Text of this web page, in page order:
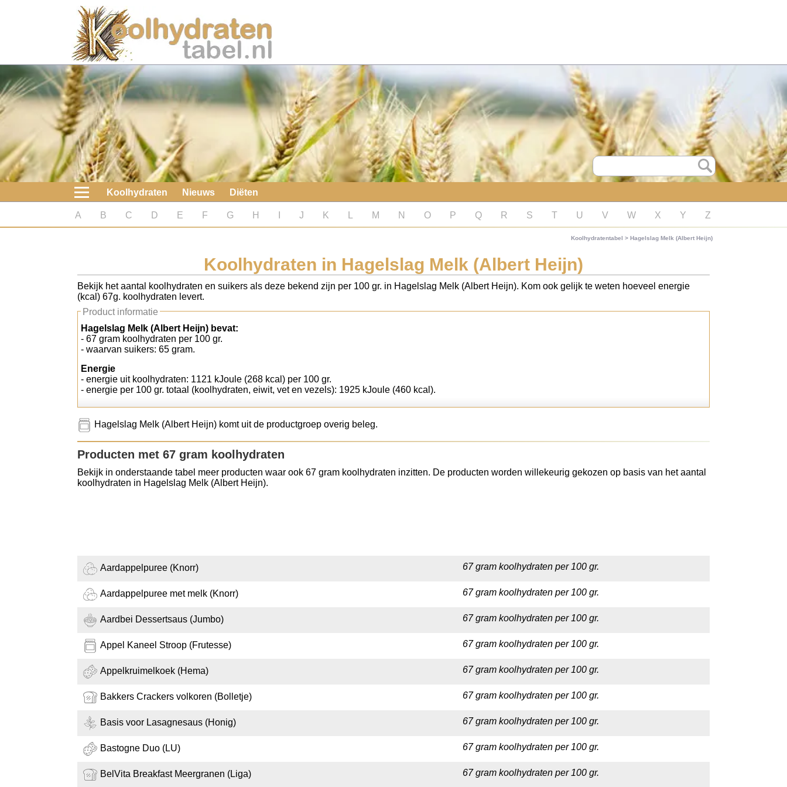
Koolhydraten
Nieuws
Koolhydraatarme diëten
Boeken
koolhydraatarme diëten
Diabetes test
Koolhydraten tellen
Koolhydraten Nieuws Diëten
A B C D E F G H J K M N O P Q R S T U V W X Y Z
Koolhydratentabel > Hagelslag Melk (Albert Heijn)
Koolhydraten in Hagelslag Melk (Albert Heijn)
Bekijk het aantal koolhydraten en suikers als deze bekend zijn per 100 gr. in Hagelslag Melk (Albert Heijn). Kom ook gelijk te weten hoeveel energie
(kcal) 67g. koolhydraten levert.
Product informatie
Hagelslag Melk (Albert Heijn) bevat:
- 67 gram koolhydraten per 100 gr.
- waarvan suikers: 65 gram.
Energie
- energie uit koolhydraten: 1121 kJoule (268 kcal) per 100 gr.
- energie per 100 gr. totaal (koolhydraten, eiwit, vet en vezels): 1925 kJoule (460 kcal).
Hagelslag Melk (Albert Heijn) komt uit de productgroep overig beleg.
Producten met 67 gram koolhydraten
Bekijk in onderstaande tabel meer producten waar ook 67 gram koolhydraten inzitten. De producten worden willekeurig gekozen op basis van het aantal
koolhydraten in Hagelslag Melk (Albert Heijn).
Aardappelpuree (Knorr) 67 gram koolhydraten per 100 gr.
Aardappelpuree met melk (Knorr) 67 gram koolhydraten per 100 gr.
Aardbei Dessertsaus (Jumbo) 67 gram koolhydraten per 100 gr.
Appel Kaneel Stroop (Frutesse) 67 gram koolhydraten per 100 gr.
Appelkruimelkoek (Hema) 67 gram koolhydraten per 100 gr.
Bakkers Crackers volkoren (Bolletje) 67 gram koolhydraten per 100 gr.
Basis voor Lasagnesaus (Honig) 67 gram koolhydraten per 100 gr.
Bastogne Duo (LU) 67 gram koolhydraten per 100 gr.
BelVita Breakfast Meergranen (Liga) 67 gram koolhydraten per 100 gr.